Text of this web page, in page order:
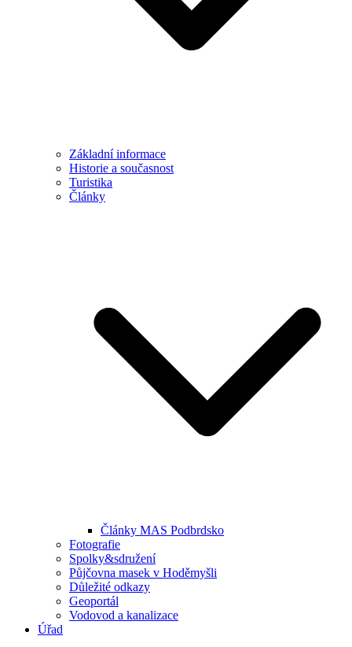
Základní informace
Historie a současnost
Turistika
Články
Články MAS Podbrdsko
Fotografie
Spolky&sdružení
Půjčovna masek v Hoděmyšli
Důležité odkazy
Geoportál
Vodovod a kanalizace
Úřad